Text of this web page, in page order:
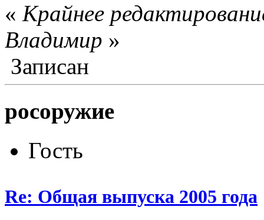
« Крайнее
Влaдимир »
Записан
росоружие
Гость
Re: Общая выпуска 2005 года